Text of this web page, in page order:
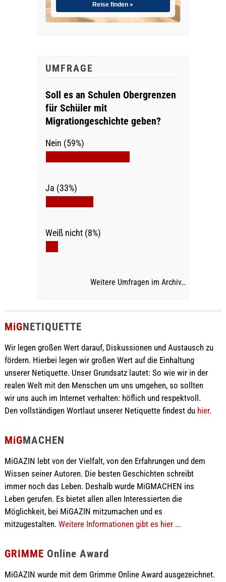
Reise finden »
UMFRAGE
Soll es an Schulen Obergrenzen
für Schüler mit
Migrationgeschichte geben?
Nein (59%)
Ja (33%)
Weiß nicht (8%)
Weitere Umfragen im Archiv…
MiGNETIQUETTE
Wir legen großen Wert darauf, Diskussionen und Austausch zu
fördern. Hierbei legen wir großen Wert auf die Einhaltung
unserer Netiquette. Unser Grundsatz lautet: So wie wir in der
realen Welt mit den Menschen um uns umgehen, so sollten
wir uns auch im Internet verhalten: höflich und respektvoll.
Den vollständigen Wortlaut unserer Netiquette findest du hier.
MiGMACHEN
MiGAZIN lebt von der Vielfalt, von den Erfahrungen und dem
Wissen seiner Autoren. Die besten Geschichten schreibt
immer noch das Leben. Deshalb wurde MiGMACHEN ins
Leben gerufen. Es bietet allen allen Interessierten die
Möglichkeit, bei MiGAZIN mitzumachen und es
mitzugestalten. Weitere Informationen gibt es hier ...
GRIMME Online Award
MiGAZIN wurde mit dem Grimme Online Award ausgezeichnet.